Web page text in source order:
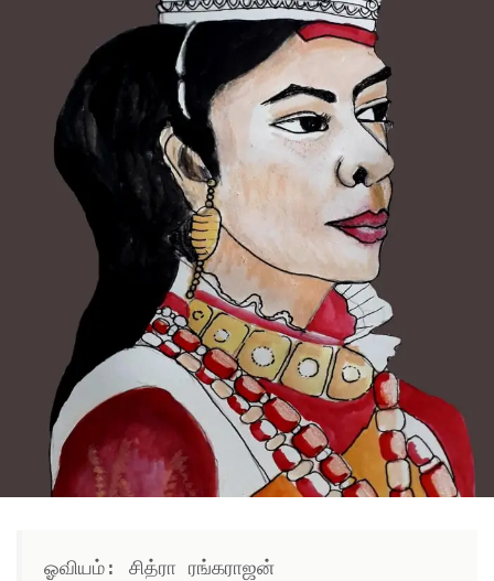
ஓவியம்: சித்ரா ரங்கராஜன்